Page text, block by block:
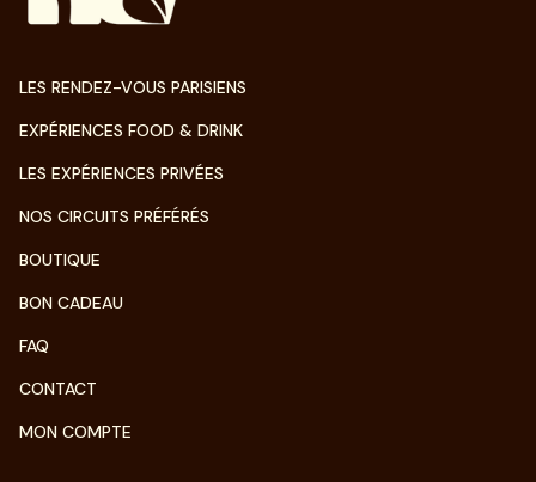
LES RENDEZ-VOUS PARISIENS
EXPÉRIENCES FOOD & DRINK
LES EXPÉRIENCES PRIVÉES
NOS CIRCUITS PRÉFÉRÉS
BOUTIQUE
BON CADEAU
FAQ
CONTACT
MON COMPTE